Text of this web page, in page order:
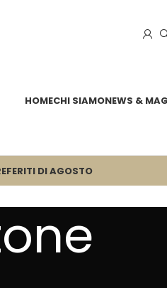
HOMECHI SIAMONEWS &
DI AGOSTO